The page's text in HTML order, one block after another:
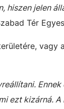
jelen
Tér
vagy
ezt kizárná.